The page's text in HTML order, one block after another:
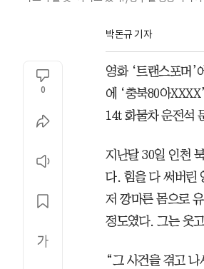
박돈규 기자
0
영화 ‘트랜스포머’
에 ‘충북80아
14t 화물차 운전석
지난달 30일 인천
다. 힘을 다 써버린
저 깡마른 몸으로
정도였다. 그는 웃
“그 사건을 겪고